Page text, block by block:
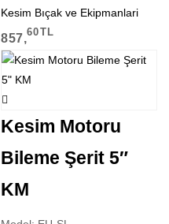
Kesim Bıçak ve Ekipmanlari
857,60TL
Kesim Motoru
Bileme Şerit 5″
KM